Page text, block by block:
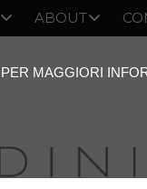
ABOUT
MAGGIORI